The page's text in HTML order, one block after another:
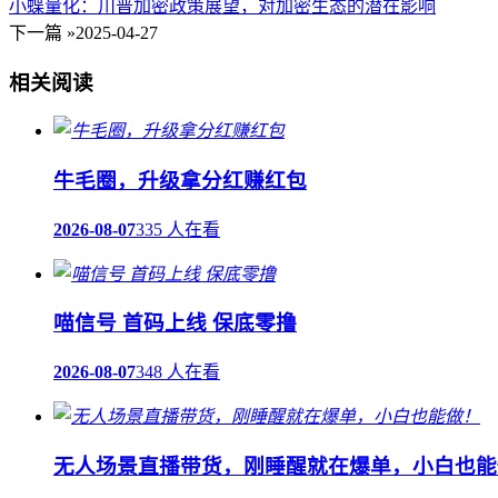
小蝶量化：川普加密政策展望，对加密生态的潜在影响
下一篇 »2025-04-27
相关阅读
牛毛圈，升级拿分红赚红包
2026-08-07335 人在看
喵信号 首码上线 保底零撸
2026-08-07348 人在看
无人场景直播带货，刚睡醒就在爆单，小白也